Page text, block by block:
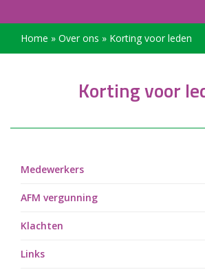
Home » Over ons » Korting voor leden
Korting voor
Medewerkers
AFM vergunning
Klachten
Links